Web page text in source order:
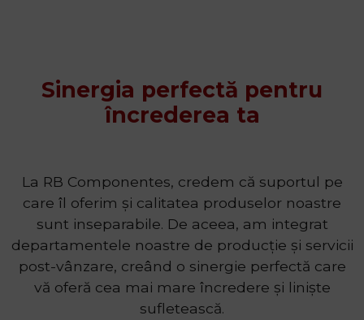
Sinergia perfectă pentru
încrederea ta
La RB Componentes, credem că suportul pe
care îl oferim și calitatea produselor noastre
sunt inseparabile. De aceea, am integrat
departamentele noastre de producție și servicii
post-vânzare, creând o sinergie perfectă care
vă oferă cea mai mare încredere și liniște
sufletească.